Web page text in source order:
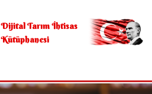
Dijital Tarım İhtisas
Kütüphanesi